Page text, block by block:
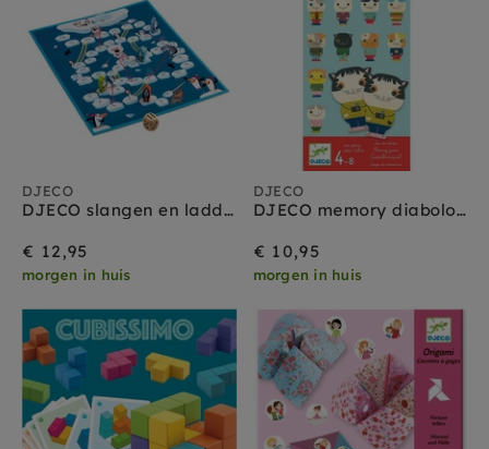
DJECO
DJECO slangen en ladders 5-10 jr
€ 12,95
morgen in huis
DJECO
DJECO memory diabolo cat 6-10 jr
€ 10,95
morgen in huis